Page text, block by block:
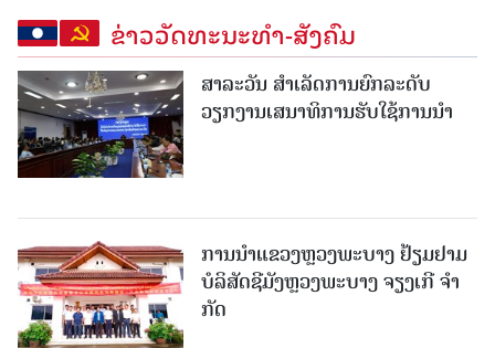
ຂ່າວວັດທະນະທຳ-ສັງຄົມ
ສາລະວັນ ສໍາເລັດການຍົກລະດັບ
ວຽກງານເສນາທິການຮັບໃຊ້ການນໍາ
ການນຳແຂວງຫຼວງພະບາງ ຢ້ຽມ​ຢາມ
ບໍ​ລິ​ສັດຊີມັງຫຼວງພະບາງ ຈຽງເກີ ຈໍາ
ກັດ